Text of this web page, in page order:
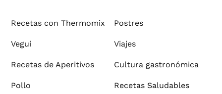
Recetas con Thermomix Postres
Vegui Viajes
Recetas de Aperitivos Cultura gastronómica
Pollo Recetas Saludables